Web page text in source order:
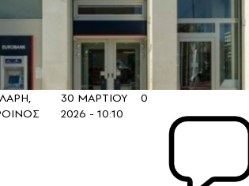
30 ΜΑΡΤΙΟΥ
2026 - 10:10
0